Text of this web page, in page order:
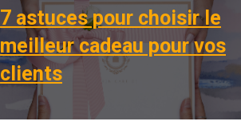
7 astuces pour choisir le
meilleur cadeau pour vos
clients